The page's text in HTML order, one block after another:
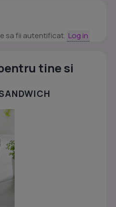
sa fii autentificat. Log in
tine si